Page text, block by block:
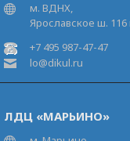
м. ВДНХ,
Ярославское ш. 116
+7 495 987-47-47
lo@dikul.ru
ЛДЦ «МАРЬИНО»